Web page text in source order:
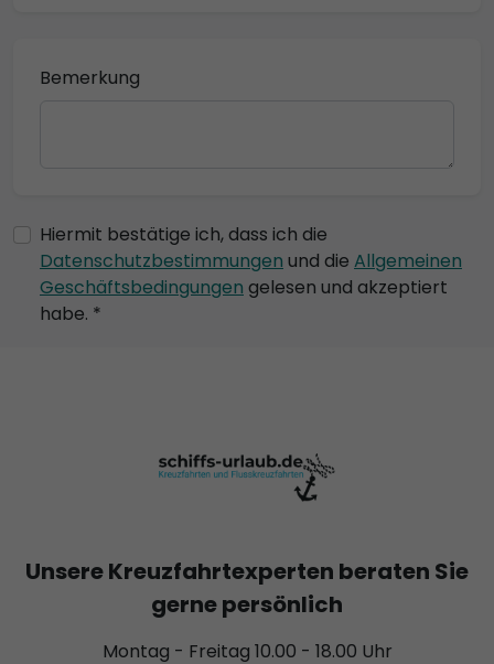
Bemerkung
Hiermit bestätige ich, dass ich die
Datenschutzbestimmungen und die Allgemeinen
Geschäftsbedingungen gelesen und akzeptiert
habe. *
Unsere Kreuzfahrtexperten beraten Sie
gerne persönlich
Montag - Freitag 10.00 - 18.00 Uhr